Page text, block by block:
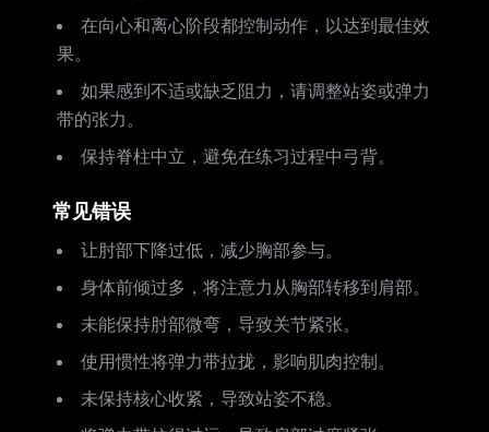
在向心和离心阶段都控制动作，以达到最佳效
果。
如果感到不适或缺乏阻力，请调整站姿或弹力
带的张力。
保持脊柱中立，避免在练习过程中弓背。
常见错误
让肘部下降过低，减少胸部参与。
身体前倾过多，将注意力从胸部转移到肩部。
未能保持肘部微弯，导致关节紧张。
使用惯性将弹力带拉拢，影响肌肉控制。
未保持核心收紧，导致站姿不稳。